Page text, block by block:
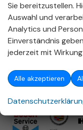
ab 148,– € mtl.
Sie bereitzustellen.
Auswahl und
Analytics und
Einverständnis
jederzeit mit
Alle akzeptieren